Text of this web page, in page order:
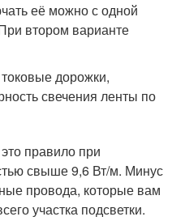
её можно с одной
втором варианте
дорожки,
свечения ленты по
правило при
свыше 9,6 Вт/м. Минус
провода, которые вам
участка подсветки.